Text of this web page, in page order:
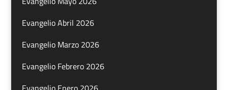
Evangelio Abril 2026
Evangelio Marzo 2026
Evangelio Febrero 2026